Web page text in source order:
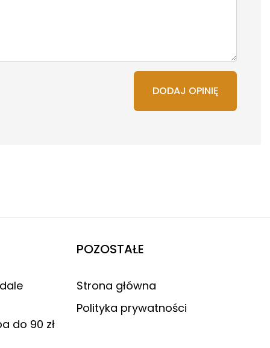
DODAJ OPINIĘ
do 90 zł
POZOSTAŁE
Strona główna
Polityka prywatności